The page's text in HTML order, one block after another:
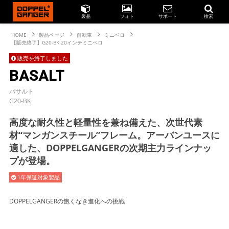
製品 フォト サポート 検索
HOME 製品ページ 自転車
ミニベロ
【販売終了】G20-BK 20インチミニベロ
販売を終了しました
BASALT
バサルト
G20-BK
高度な耐久性と軽量性を兼ね備えた、次世代素
材“マンガンスチール”フレーム。アーバンユースに
適した、DOPPELGANGERの次期主力ラインナッ
プが登場。
1年保証対象製品
DOPPELGANGERの飽くなき進化への挑戦